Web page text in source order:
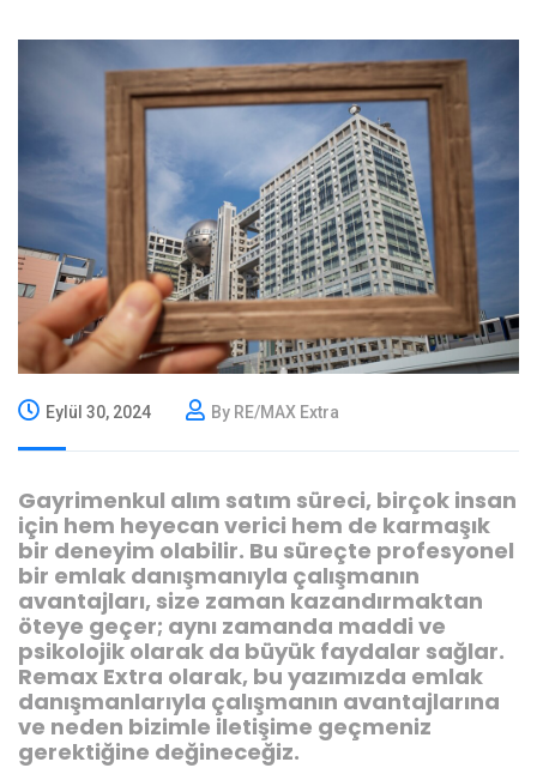
Eylül 30, 2024 By RE/MAX Extra
Gayrimenkul alım satım süreci, birçok insan
için hem heyecan verici hem de karmaşık
bir deneyim olabilir. Bu süreçte profesyonel
bir emlak danışmanıyla çalışmanın
avantajları, size zaman kazandırmaktan
öteye geçer; aynı zamanda maddi ve
psikolojik olarak da büyük faydalar sağlar.
Remax Extra olarak, bu yazımızda emlak
danışmanlarıyla çalışmanın avantajlarına
ve neden bizimle iletişime geçmeniz
gerektiğine değineceğiz.